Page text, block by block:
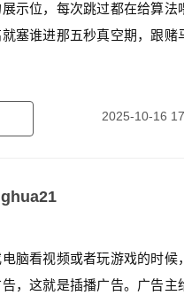
示位，每次跳过都在给算法
塞谁进那五秒真空期，跟赌
2025-10-16
脑看视频或者玩游戏的时候
，这就是插播广告。广告主